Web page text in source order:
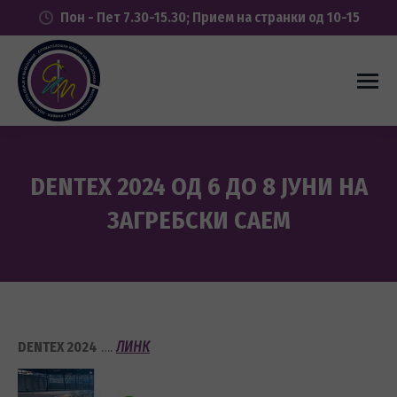
Пон - Пет 7.30-15.30; Прием на странки од 10-15
DENTEX 2024 ОД 6 ДО 8 ЈУНИ НА
ЗАГРЕБСКИ САЕМ
DENTEX 2024 …. ЛИНК